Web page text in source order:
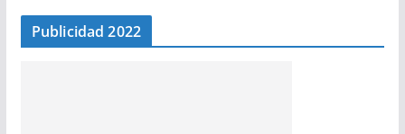
Publicidad 2022